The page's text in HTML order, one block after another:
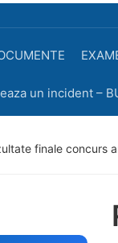
un incident –
finale concurs